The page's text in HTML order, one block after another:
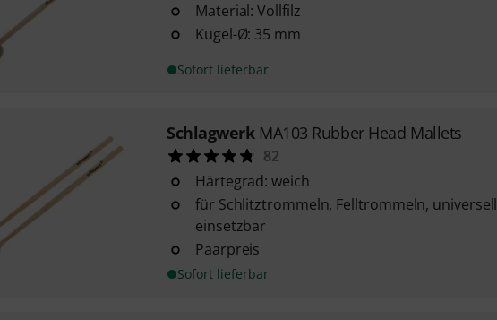
Material: Vollfilz
Kugel-Ø: 35 mm
Sofort lieferbar
Schlagwerk MA103 Rubber Head Mallets
82
Härtegrad: weich
für Schlitztrommeln, Felltrommeln, universell
einsetzbar
Paarpreis
Sofort lieferbar